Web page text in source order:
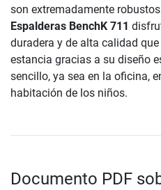
son extremadamente
Espalderas BenchK 711
duradera y de alta calidad
estancia gracias a su diseño
sencillo, ya sea en la oficina,
habitación de los niños.
Documento PDF